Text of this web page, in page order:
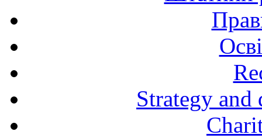
Strategy and